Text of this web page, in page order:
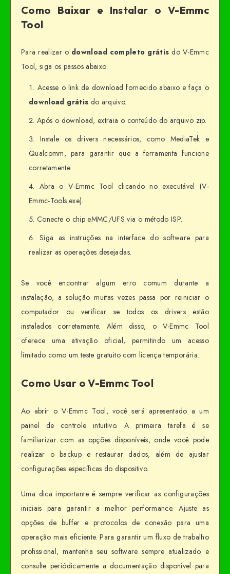
Como Baixar e Instalar o V-Emmc
Tool
Para realizar o download completo grátis do V-Emmc
Tool, siga os passos abaixo:
Acesse o link de download fornecido abaixo e faça o
download grátis do arquivo.
Após o download, extraia o conteúdo do arquivo zip.
Instale os drivers necessários, como MediaTek e
Qualcomm, para garantir que a ferramenta funcione
corretamente.
Abra o V-Emmc Tool clicando no executável (V-
Emmc-Tools.exe).
Conecte o chip eMMC/UFS via o método ISP.
Siga as instruções na interface do software para
realizar as operações desejadas.
Se você encontrar algum erro comum durante a
instalação, a solução muitas vezes passa por reiniciar o
computador ou verificar se todos os drivers estão
instalados corretamente. Além disso, o V-Emmc Tool
oferece uma ativação oficial, permitindo um acesso
limitado como um teste gratuito com licença temporária.
Como Usar o V-Emmc Tool
Ao abrir o V-Emmc Tool, você será apresentado a um
painel de controle intuitivo. A primeira tarefa é se
familiarizar com as opções disponíveis, onde você pode
realizar o backup e restaurar dados, além de ajustar
configurações específicas do dispositivo.
Uma dica importante é sempre verificar as configurações
iniciais para garantir a melhor performance. Ajuste as
opções de buffer e protocolos de conexão para uma
operação mais eficiente. Para garantir um fluxo de trabalho
profissional, mantenha seu software sempre atualizado e
consulte periódicamente a documentação disponível para